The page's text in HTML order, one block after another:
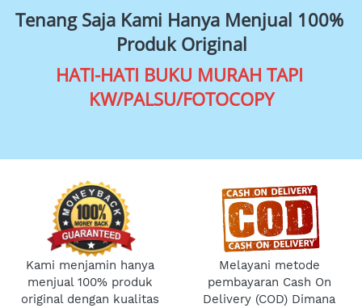
Tenang Saja Kami Hanya Menjual 100%
Produk Original
HATI-HATI BUKU MURAH TAPI
KW/PALSU/FOTOCOPY
Kami menjamin hanya
menjual 100% produk
original dengan kualitas
Melayani metode
pembayaran Cash On
Delivery (COD) Dimana